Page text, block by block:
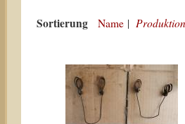
Sortierung Name |